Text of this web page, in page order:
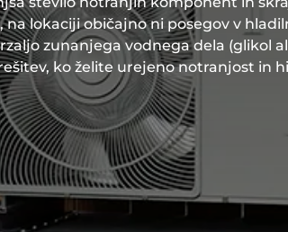
lokaciji običajno ni posegov v
zunanjega vodnega dela (glikol
ko želite urejeno notranjost in